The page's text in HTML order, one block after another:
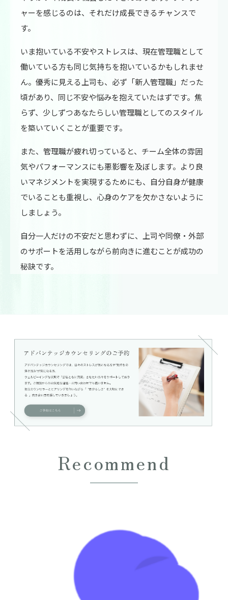
ャーを感じるのは、それだけ成長できるチャンスで
す。
いま抱いている不安やストレスは、現在管理職として
働いている方も同じ気持ちを抱いているかもしれませ
ん。優秀に見える上司も、必ず「新人管理職」だった
頃があり、同じ不安や悩みを抱えていたはずです。焦
らず、少しずつあなたらしい管理職としてのスタイル
を築いていくことが重要です。
また、管理職が疲れ切っていると、チーム全体の雰囲
気やパフォーマンスにも悪影響を及ぼします。より良
いマネジメントを実現するためにも、自分自身が健康
でいることも重視し、心身のケアを欠かさないように
しましょう。
自分一人だけの不安だと思わずに、上司や同僚・外部
のサポートを活用しながら前向きに進むことが成功の
秘訣です。
Recommend